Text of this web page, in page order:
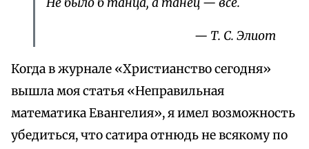
— Т. С. Элиот
Когда в журнале «Христианство сегодня»
вышла моя статья «Неправильная
математика Евангелия», я имел возможность
убедиться, что сатира отнюдь не всякому по